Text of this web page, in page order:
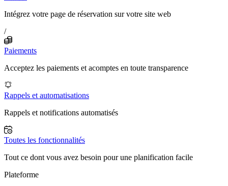
Intégrez votre page de réservation sur votre site web
/
Paiements
Acceptez les paiements et acomptes en toute transparence
Rappels et automatisations
Rappels et notifications automatisés
Toutes les fonctionnalités
Tout ce dont vous avez besoin pour une planification facile
Plateforme